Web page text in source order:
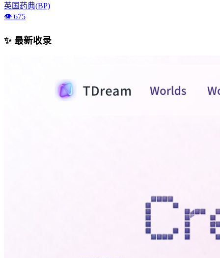
英国药典(BP)
👁️ 675
✨ 最新收录